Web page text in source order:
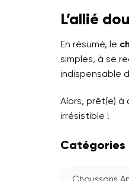
L’allié
En résumé, le
simples, à se
indispensable
Alors, prêt(e)
irrésistible !
Catégories